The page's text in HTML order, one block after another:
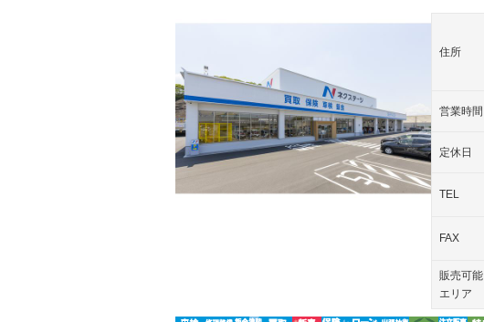
－ エアロ
－ フルフラットシート －
－ シートヒーター － ウォークスルー
－ フロントカメラ シートエアコン
－ エアサスペンション
住所
営業時間
定休日
TEL
FAX
販売可能
エリア